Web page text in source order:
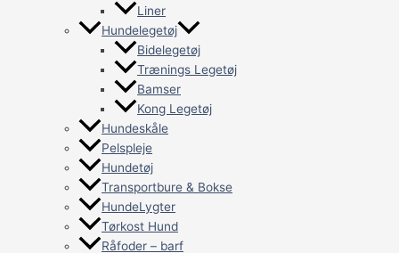
Liner
Hundelegetøj
Bidelegetøj
Trænings Legetøj
Bamser
Kong Legetøj
Hundeskåle
Pelspleje
Hundetøj
Transportbure & Bokse
HundeLygter
Tørkost Hund
Råfoder – barf